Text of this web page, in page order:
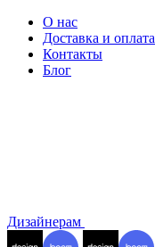
О нас
Доставка и оплата
Контакты
Блог
Дизайнерам